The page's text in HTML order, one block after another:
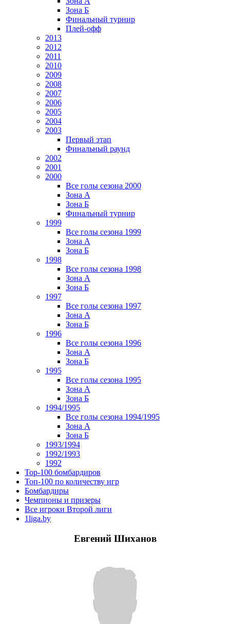
Зона Б
Финальный турнир
Плей-офф
2013
2012
2011
2010
2009
2008
2007
2006
2005
2004
2003
Первый этап
Финальный раунд
2002
2001
2000
Все голы сезона 2000
Зона А
Зона Б
Финальный турнир
1999
Все голы сезона 1999
Зона А
Зона Б
1998
Все голы сезона 1998
Зона А
Зона Б
1997
Все голы сезона 1997
Зона А
Зона Б
1996
Все голы сезона 1996
Зона А
Зона Б
1995
Все голы сезона 1995
Зона А
Зона Б
1994/1995
Все голы сезона 1994/1995
Зона А
Зона Б
1993/1994
1992/1993
1992
Top-100 бомбардиров
Топ-100 по количеству игр
Бомбардиры
Чемпионы и призеры
Все игроки Второй лиги
1liga.by
Евгений Шиханов